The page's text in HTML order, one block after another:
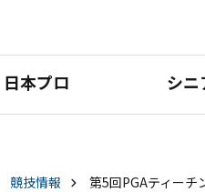
日本プロ シニ
競技情報 第5回PGAティーチ